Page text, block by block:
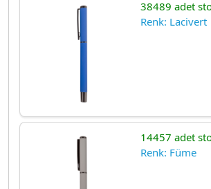
38489 adet
Renk: Lacivert
14457 adet
Renk: Füme